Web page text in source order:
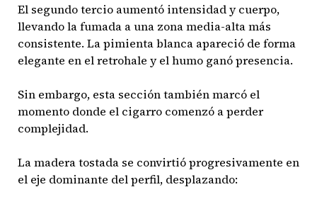
El segundo tercio aumentó intensidad y cuerpo,
llevando la fumada a una zona media-alta más
consistente. La pimienta blanca apareció de forma
elegante en el retrohale y el humo ganó presencia.
Sin embargo, esta sección también marcó el
momento donde el cigarro comenzó a perder
complejidad.
La madera tostada se convirtió progresivamente en
el eje dominante del perfil, desplazando: